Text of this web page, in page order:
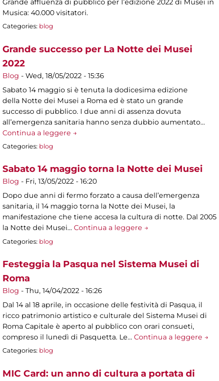
Grande affluenza di pubblico per l’edizione 2022 di Musei in
Musica: 40.000 visitatori.
Categories: blog
Grande successo per La Notte dei Musei
2022
Blog - Wed, 18/05/2022 - 15:36
Sabato 14 maggio si è tenuta la dodicesima edizione
della Notte dei Musei a Roma ed è stato un grande
successo di pubblico. I due anni di assenza dovuta
all’emergenza sanitaria hanno senza dubbio aumentato…
Continua a leggere →
Categories: blog
Sabato 14 maggio torna la Notte dei Musei
Blog - Fri, 13/05/2022 - 16:20
Dopo due anni di fermo forzato a causa dell’emergenza
sanitaria, il 14 maggio torna la Notte dei Musei, la
manifestazione che tiene accesa la cultura di notte. Dal 2005
la Notte dei Musei… Continua a leggere →
Categories: blog
Festeggia la Pasqua nel Sistema Musei di
Roma
Blog - Thu, 14/04/2022 - 16:26
Dal 14 al 18 aprile, in occasione delle festività di Pasqua, il
ricco patrimonio artistico e culturale del Sistema Musei di
Roma Capitale è aperto al pubblico con orari consueti,
compreso il lunedì di Pasquetta. Le… Continua a leggere →
Categories: blog
MIC Card: un anno di cultura a portata di